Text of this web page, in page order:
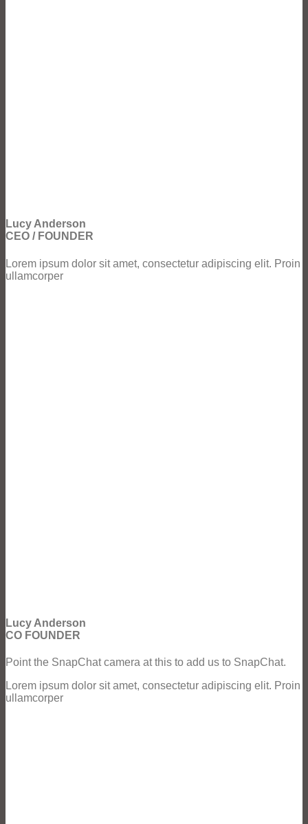
Lucy Anderson
CEO / FOUNDER
Lorem ipsum dolor sit amet, consectetur adipiscing elit. Proin
ullamcorper
Lucy Anderson
CO FOUNDER
Point the SnapChat camera at this to add us to SnapChat.
Lorem ipsum dolor sit amet, consectetur adipiscing elit. Proin
ullamcorper